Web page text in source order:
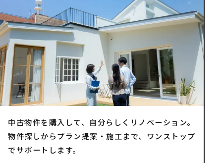
中古物件を購入して、自分らしくリノベーション。
物件探しからプラン提案・施工まで、ワンストップ
でサポートします。